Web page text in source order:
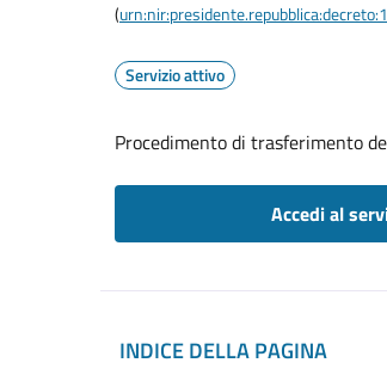
(
Servizio attivo
Procedimento di trasferimento
Accedi al
INDICE DELLA PAGINA